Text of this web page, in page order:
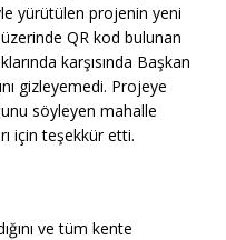
yürütülen projenin yeni
QR kod bulunan
karşısında Başkan
gizleyemedi. Projeye
söyleyen mahalle
için teşekkür etti.
ve tüm kente